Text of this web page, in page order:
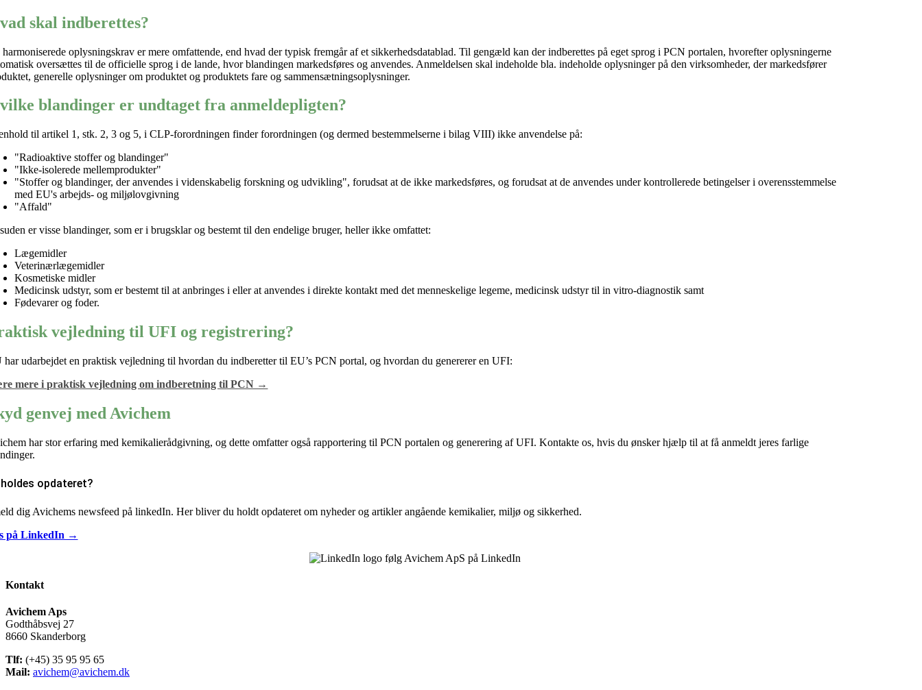
skal indberettes?
harmoniserede oplysningskrav er mere omfattende, end hvad der typisk fremgår af et sikkerhedsdatablad. Til gengæld kan der indberettes på eget sprog iPCN portalen, hvorefter oplysningerne
oversættes til de officielle sprog i de lande, hvor blandingen markedsføres og anvendes. Anmeldelsen skal indeholde bla. indeholde oplysninger på den virksomheder, der markedsfører
, generelle oplysninger om produktet ogproduktetsfare ogsammensætningsoplysninger.
blandinger er undtaget fra anmeldepligten?
til artikel 1, stk. 2, 3 og 5, i CLP-forordningen finder forordningen (og dermed bestemmelserne i bilag VIII) ikke anvendelse på:
"Radioaktive stoffer og blandinger"
"Ikke-isolerede mellemprodukter"
"Stoffer og blandinger, der anvendes i videnskabelig forskning og udvikling", forudsat at de ikke markedsføres, og forudsat at de anvendes under kontrollerede betingelser i overensstemmelse
med EU's arbejds- og miljølovgivning
"Affald"
er visse blandinger, som er i brugsklar og bestemt til den endelige bruger, heller ikke omfattet:
Lægemidler
Veterinærlægemidler
Kosmetiske midler
Medicinsk udstyr, som er bestemt til at anbringes i eller at anvendes i direkte kontakt med det menneskelige legeme, medicinsk udstyr til in vitro-diagnostik samt
Fødevarer og foder.
vejledning til UFI og registrering?
har udarbejdet en praktiskvejledning til hvordan du indberetter til EU’sPCN portal, og hvordan du genererer en UFI:
mere i praktisk vejledning om indberetning til PCN →
genvej med Avichem
har stor erfaring med kemikalierådgivning, og dette omfatter også rapportering til PCN portalen og generering af UFI. Kontakte os, hvis du ønsker hjælp til at få anmeldt jeres farlige
opdateret?
dig Avichems newsfeed på linkedIn. Her bliver du holdt opdateret om nyheder og artikler angående kemikalier, miljø og sikkerhed.
på LinkedIn →
Kontakt
Avichem Aps
Godthåbsvej 27
8660 Skanderborg
Tlf: (+45) 35 95 95 65
Mail: avichem@avichem.dk